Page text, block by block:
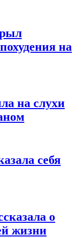
на
на слухи
себя
о
жизни